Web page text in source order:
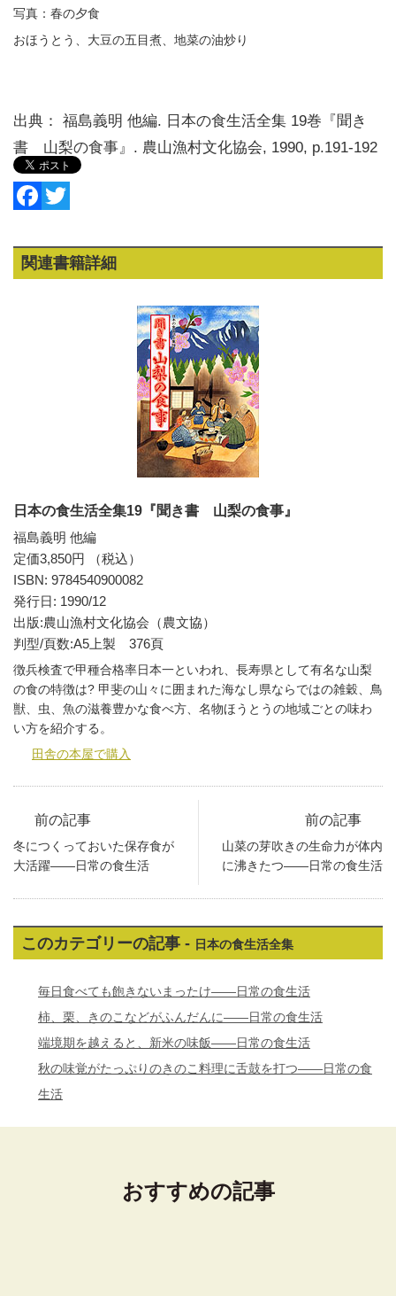
写真：春の夕食
おほうとう、大豆の五目煮、地菜の油炒り
出典： 福島義明 他編. 日本の食生活全集 19巻『聞き
書 山梨の食事』. 農山漁村文化協会, 1990, p.191-192
関連書籍詳細
日本の食生活全集19『聞き書 山梨の食事』
福島義明 他編
定価3,850円 （税込）
ISBN: 9784540900082
発行日: 1990/12
出版:農山漁村文化協会（農文協）
判型/頁数:A5上製 376頁
徴兵検査で甲種合格率日本一といわれ、長寿県として有名な山梨
の食の特徴は? 甲斐の山々に囲まれた海なし県ならではの雑穀、鳥
獣、虫、魚の滋養豊かな食べ方、名物ほうとうの地域ごとの味わ
い方を紹介する。
田舎の本屋で購入
前の記事
冬につくっておいた保存食が
大活躍――日常の食生活
前の記事
山菜の芽吹きの生命力が体内
に沸きたつ――日常の食生活
このカテゴリーの記事 - 日本の食生活全集
毎日食べても飽きないまったけ――日常の食生活
柿、栗、きのこなどがふんだんに――日常の食生活
端境期を越えると、新米の味飯――日常の食生活
秋の味覚がたっぷりのきのこ料理に舌鼓を打つ――日常の食
生活
おすすめの記事